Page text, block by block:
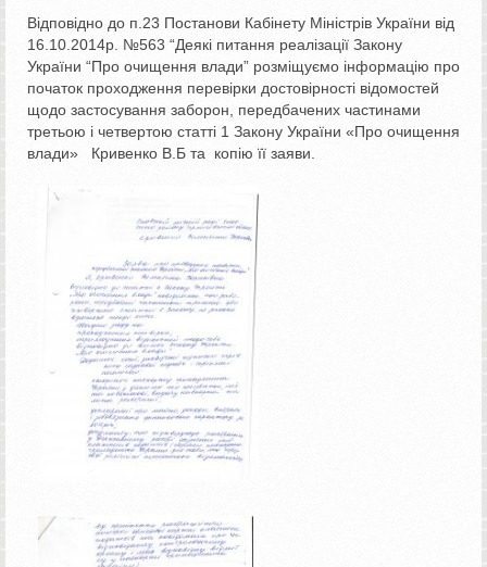
Відповідно до п.23 Постанови Кабінету Міністрів України від
16.10.2014р. №563 “Деякі питання реалізації Закону
України “Про очищення влади” розміщуємо інформацію про
початок проходження перевірки достовірності відомостей
щодо застосування заборон, передбачених частинами
третьою і четвертою статті 1 Закону України «Про очищення
влади» Кривенко В.Б та копію її заяви.